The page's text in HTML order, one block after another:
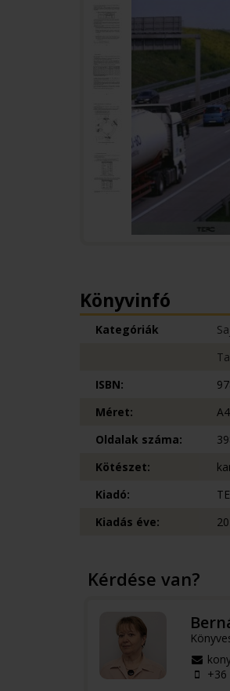
Könyvinfó
Kategóriák
ISBN:
Méret:
A4
Oldalak száma:
Kötészet:
Kiadó:
Kiadás éve:
Kérdése van?
+36